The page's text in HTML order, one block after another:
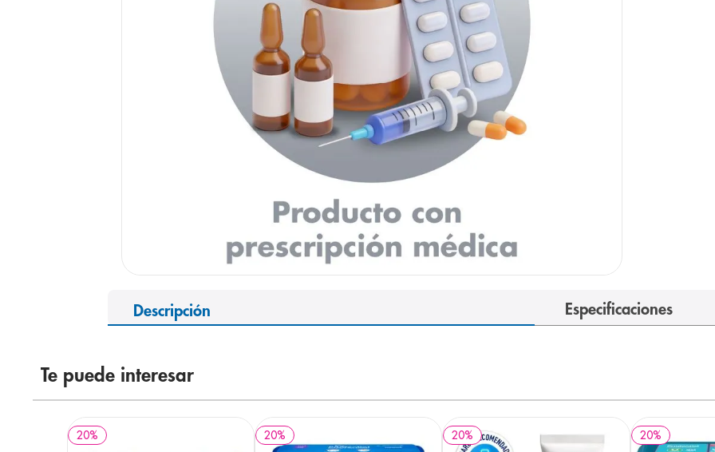
Descripción Especificaciones
Te puede interesar
20% 20% 20% 20%
pediasure
desodorante